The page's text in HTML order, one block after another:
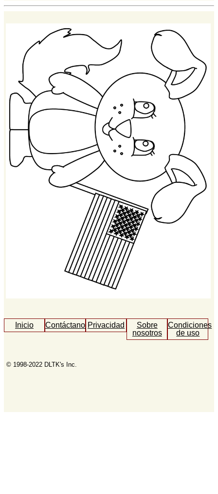
Inicio ContáctanosPrivacidad
Sobre
nosotros
Condiciones
de uso
© 1998-2022 DLTK's Inc.